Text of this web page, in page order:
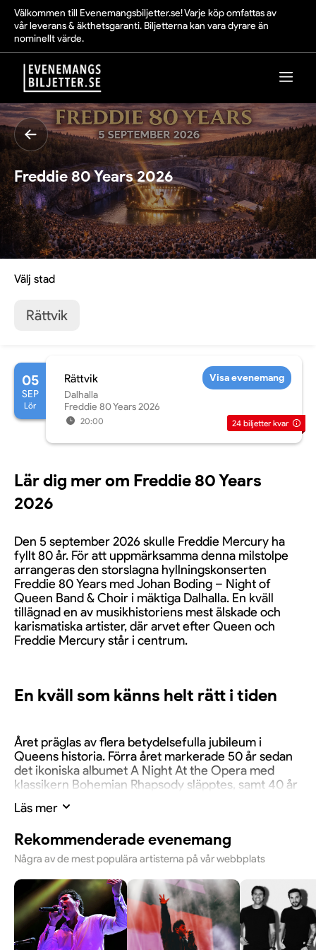
Välkommen till Evenemangsbiljetter.se! Varje köp omfattas av
vår leverans & äkthetsgaranti. Biljetterna kan vara dyrare än
nominellt värde.
Freddie 80 Years 2026
Välj stad
Rättvik
05
SEP
Lör
Rättvik
Dalhalla
Freddie 80 Years 2026
20:00
Visa evenemang
24 biljetter kvar
Lär dig mer om Freddie 80 Years
2026
Den 5 september 2026 skulle Freddie Mercury ha
fyllt 80 år. För att uppmärksamma denna milstolpe
arrangeras den storslagna hyllningskonserten
Freddie 80 Years med Johan Boding – Night of
Queen Band & Choir i mäktiga Dalhalla. En kväll
tillägnad en av musikhistoriens mest älskade och
karismatiska artister, där arvet efter Queen och
Freddie Mercury står i centrum.
En kväll som känns helt rätt i tiden
Året präglas av flera betydelsefulla jubileum i
Queens historia. Förra året markerade 50 år sedan
det ikoniska albumet A Night At the Opera med
klassikern Bohemian Rhapsody släpptes, samt 40 år
Aid 1985. Bandet stod dessutom som vinnare av
fortsatta betydelse i musikhistorien.
Samtidigt är det 40 år sedan Queens sista stora
detta gör att hyllningskonserten Freddie 80 Years
känns mer aktuell och angelägen än någonsin.
Läs mer
Rekommenderade evenemang
Några av de mest populära artisterna på vår webbplats